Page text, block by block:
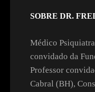
SOBRE DR.
Médico
convidado da
Professor
Cabral (BH),